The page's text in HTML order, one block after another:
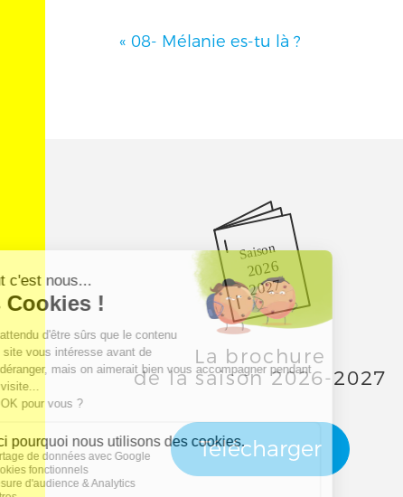
« 08- Mélanie es-tu là ?
Saison
2026
2027
La brochure
de la saison 2026-2027
Télécharger